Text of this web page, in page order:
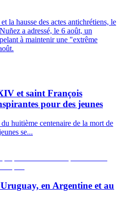
la hausse des actes antichrétiens, le
a adressé, le 6 août, un
à maintenir une "extrême
et saint François
pour des jeunes
huitième centenaire de la mort de
se...
en Argentine et au